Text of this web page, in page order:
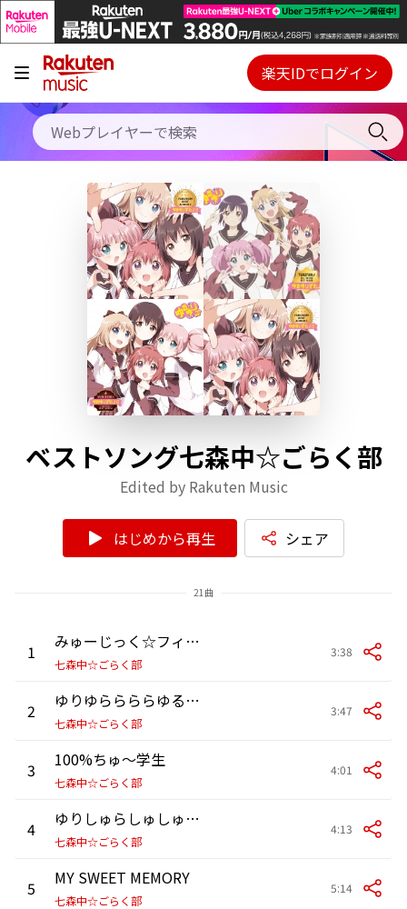
キャンペーン
料金プラン
使い方
初回30日間無料お試し
Webプレイヤー
ご契約内容の確認・変更
楽天IDでログイン
ベストソング七森中☆ごらく部
Edited by Rakuten Music
はじめから再生 シェア
21曲
1 みゅーじっく☆フィーバー
七森中☆ごらく部
3:38
2 ゆりゆららららゆるゆり大事件
七森中☆ごらく部
3:47
3 100%ちゅ～学生
七森中☆ごらく部
4:01
4 ゆりしゅらしゅしゅしゅ
七森中☆ごらく部
4:13
5 MY SWEET MEMORY
七森中☆ごらく部
5:14